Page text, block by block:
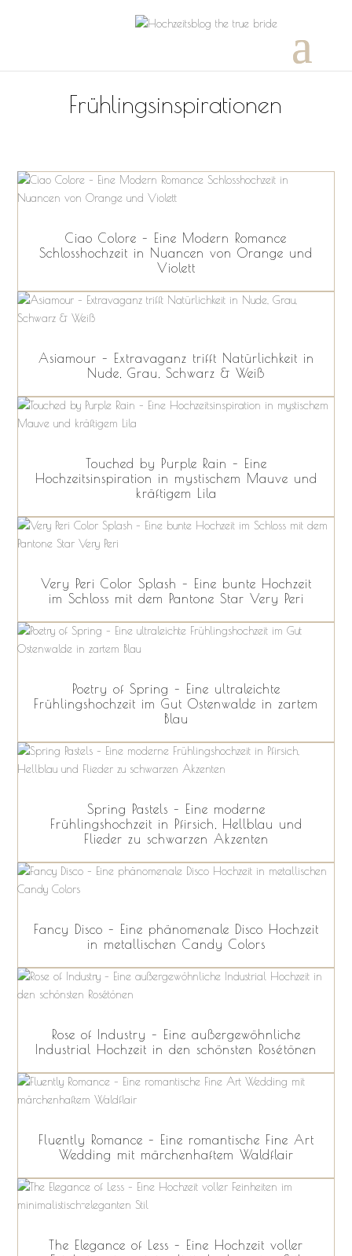
Frühlingsinspirationen
Ciao Colore – Eine Modern Romance
Schlosshochzeit in Nuancen von Orange und
Violett
Asiamour – Extravaganz trifft Natürlichkeit in
Nude, Grau, Schwarz & Weiß
Touched by Purple Rain – Eine
Hochzeitsinspiration in mystischem Mauve und
kräftigem Lila
Very Peri Color Splash – Eine bunte Hochzeit
im Schloss mit dem Pantone Star Very Peri
Poetry of Spring – Eine ultraleichte
Frühlingshochzeit im Gut Ostenwalde in zartem
Blau
Spring Pastels – Eine moderne
Frühlingshochzeit in Pfirsich, Hellblau und
Flieder zu schwarzen Akzenten
Fancy Disco – Eine phänomenale Disco Hochzeit
in metallischen Candy Colors
Rose of Industry – Eine außergewöhnliche
Industrial Hochzeit in den schönsten Rosétönen
Fluently Romance – Eine romantische Fine Art
Wedding mit märchenhaftem Waldflair
The Elegance of Less – Eine Hochzeit voller